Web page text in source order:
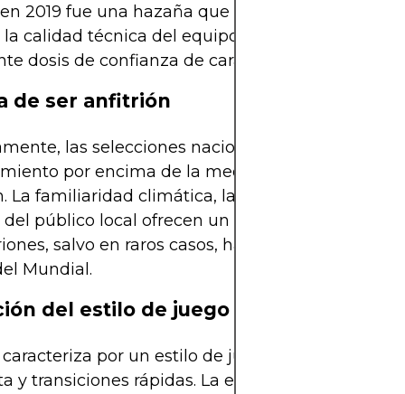
2019 fue una hazaña que demostró la
calidad técnica del equipo, brindando
dosis de confianza de cara al Mundial.
de ser anfitrión
las selecciones nacionales anfitrionas
por encima de la media en los torneos
La familiaridad climática, la ausencia de viajes
del público local ofrecen un entorno favorable.
salvo en raros casos, han logrado superar
Mundial.
del estilo de juego
caracteriza por un estilo de juego basado en una
y transiciones rápidas. La estructura defensiva